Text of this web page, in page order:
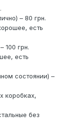
– 80 грн.
есть
100 грн.
есть
состоянии) –
коробках,
без